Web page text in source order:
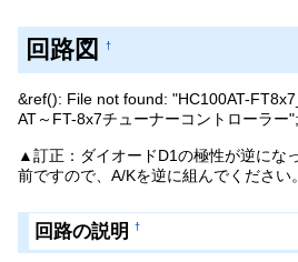
回路図 †
&ref(): File not found: "HC100AT-
AT～FT-8x7チューナーコントローラー";
▲訂正：ダイオードD1の極性が逆にな
前ですので、A/Kを逆に組んでください。
回路の説明†